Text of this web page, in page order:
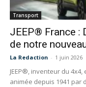
Transport
JEEP® France :
de notre
La Redaction - 1 juin 2026
JEEP®, inventeur du
animée depuis 1941 par